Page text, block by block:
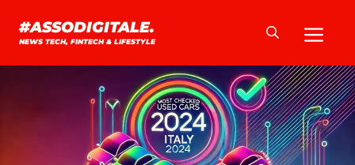
#ASSODIGITALE.
NEWS TECH, FINTECH & LIFESTYLE